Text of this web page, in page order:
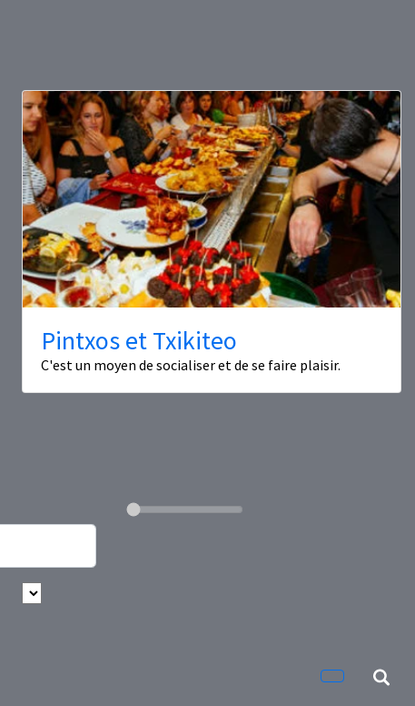
Pintxos et Txikiteo
C'est un moyen de socialiser et de se faire plaisir.